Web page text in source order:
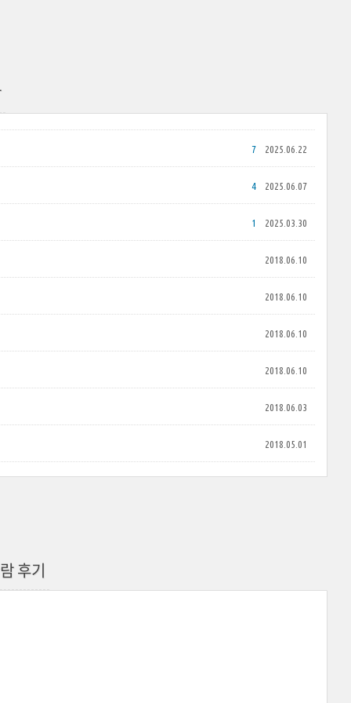
2025.06.22
7
2025.06.07
4
2025.03.30
1
2018.06.10
2018.06.10
2018.06.10
2018.06.10
2018.06.03
2018.05.01
후기